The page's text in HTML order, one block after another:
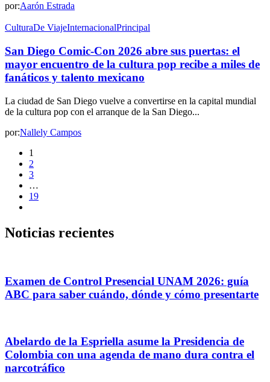
por:Aarón Estrada
CulturaDe ViajeInternacionalPrincipal
San Diego Comic-Con 2026 abre sus puertas: el
mayor encuentro de la cultura pop recibe a miles de
fanáticos y talento mexicano
La ciudad de San Diego vuelve a convertirse en la capital mundial
de la cultura pop con el arranque de la San Diego...
por:Nallely Campos
1
2
3
…
19
Noticias recientes
Examen de Control Presencial UNAM 2026: guía
ABC para saber cuándo, dónde y cómo presentarte
Abelardo de la Espriella asume la Presidencia de
Colombia con una agenda de mano dura contra el
narcotráfico